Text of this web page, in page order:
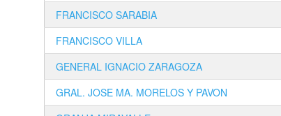
FRANCISCO SARABIA
FRANCISCO VILLA
GENERAL IGNACIO ZARAGOZA
GRAL. JOSE MA. MORELOS Y PAVON